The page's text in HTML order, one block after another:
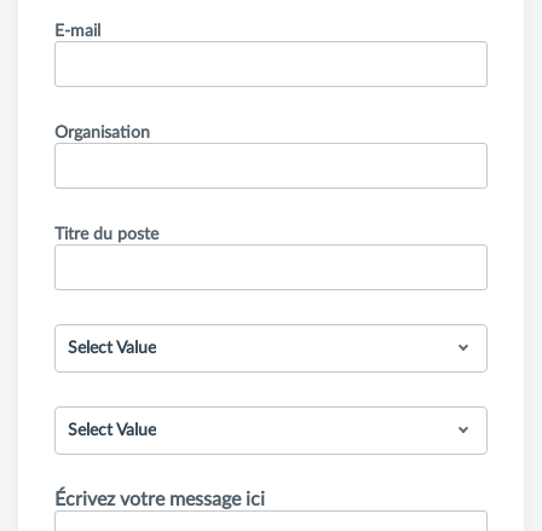
E-mail
Organisation
Titre du poste
Select Value
Select Value
Écrivez votre message ici